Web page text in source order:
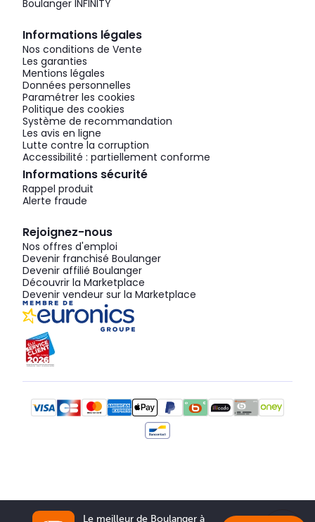
Boulanger INFINITY
Informations légales
Nos conditions de Vente
Les garanties
Mentions légales
Données personnelles
Paramétrer les cookies
Politique des cookies
Système de recommandation
Les avis en ligne
Lutte contre la corruption
Accessibilité : partiellement conforme
Informations sécurité
Rappel produit
Alerte fraude
Rejoignez-nous
Nos offres d'emploi
Devenir franchisé Boulanger
Devenir affilié Boulanger
Découvrir la Marketplace
Devenir vendeur sur la Marketplace
Le meilleur de Boulanger à